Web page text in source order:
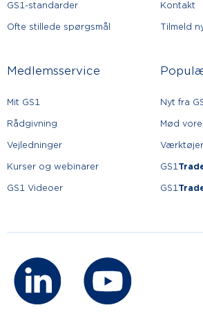
GS1-standarder
Ofte stillede spørgsmål
Kontakt
Tilmeld
Medlemsservice
Mit GS1
Rådgivning
Vejledninger
Kurser og webinarer
GS1 Videoer
Nyt fra
Mød
Værktøjer
GS1
GS1